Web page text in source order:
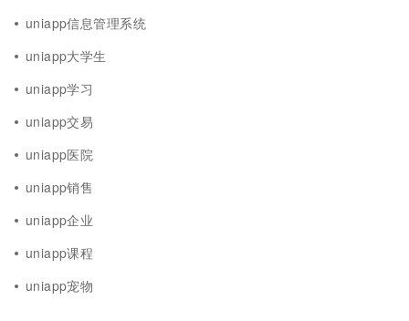
uniapp信息管理系统
uniapp大学生
uniapp学习
uniapp交易
uniapp医院
uniapp销售
uniapp企业
uniapp课程
uniapp宠物